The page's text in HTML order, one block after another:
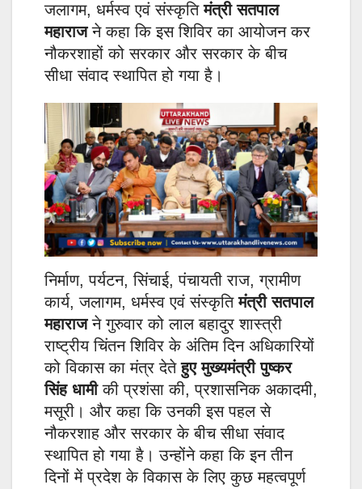
जलागम, धर्मस्व एवं संस्कृतिमंत्री सतपाल
महाराजने कहा कि इस शिविर का आयोजन कर
नौकरशाहों को सरकार और सरकार के बीच
सीधा संवाद स्थापित हो गया है।
निर्माण, पर्यटन, सिंचाई, पंचायती राज, ग्रामीण
कार्य, जलागम, धर्मस्व एवं संस्कृतिमंत्री सतपाल
महाराजने गुरुवार को लाल बहादुर शास्त्री
राष्ट्रीय चिंतन शिविर के अंतिम दिन अधिकारियों
को विकास का मंत्र देतेहुए मुख्यमंत्री पुष्कर
सिंह धामीकी प्रशंसा की, प्रशासनिक अकादमी,
मसूरी। और कहा कि उनकी इस पहल से
नौकरशाह और सरकार के बीच सीधा संवाद
स्थापित हो गया है। उन्होंने कहा कि इन तीन
दिनों में प्रदेश के विकास के लिए कुछ महत्वपूर्ण